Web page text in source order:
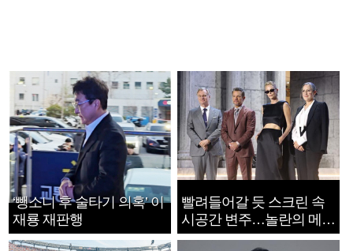
‘뺑소니 후 술타기 의혹’ 이
재룡 재판행
빨려들어갈 듯 스크린 속
시공간 변주…놀란의 메시
지는 ‘전쟁 속죄’